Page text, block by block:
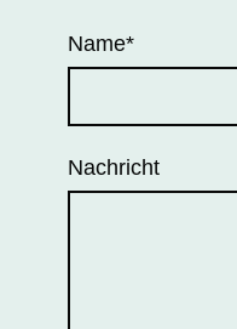
Name*
Nachricht